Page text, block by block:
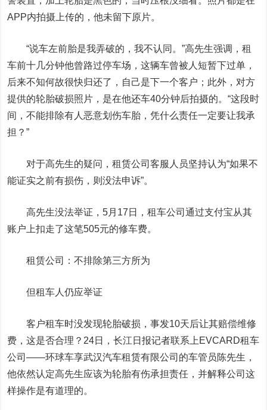
APP内拍摄上传的，他未留下原片。
“说车左前胎是我弄破的，我不认同。”高先生强调，租
车前十几分钟他曾路过停车场，这辆车曾被人短暂下过单，
后来不知何故很快归还了，自己是下一个客户；此外，对方
提供的轮胎破损照片，是在他还车40分钟后拍摄的。“这段时
间，不能排除有人恶意划伤车胎，凭什么责任一定要让我承
担？”
对于高先生的疑问，租赁公司客服人员坚持认为“如果不
能证实之前有损伤，则没法申诉”。
高先生没法举证，5月17日，租车公司通过支付宝从其
账户上扣走了这笔505元的修车费。
租赁公司：不排除第三方所为
但租车人仍应举证
客户租车时没发现轮胎破损，事发10天后让其赔偿维修
费，这是否合理？24日，长江日报记者联系上EVCARD租车
公司——环球车享武汉汽车租赁有限公司的车管员陈先生，
他依然认定高先生应该为轮胎有伤承担责任，并解释公司这
样操作是有道理的。